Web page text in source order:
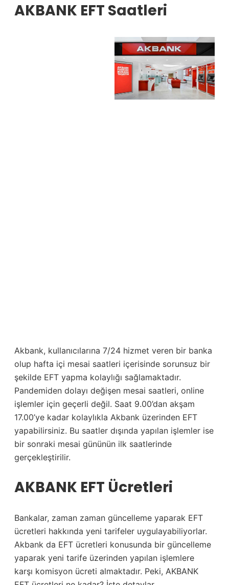
AKBANK EFT Saatleri
Akbank, kullanıcılarına 7/24 hizmet veren bir banka
olup hafta içi mesai saatleri içerisinde sorunsuz bir
şekilde EFT yapma kolaylığı sağlamaktadır.
Pandemiden dolayı değişen mesai saatleri, online
işlemler için geçerli değil. Saat 9.00’dan akşam
17.00’ye kadar kolaylıkla Akbank üzerinden EFT
yapabilirsiniz. Bu saatler dışında yapılan işlemler ise
bir sonraki mesai gününün ilk saatlerinde
gerçekleştirilir.
AKBANK EFT Ücretleri
Bankalar, zaman zaman güncelleme yaparak EFT
ücretleri hakkında yeni tarifeler uygulayabiliyorlar.
Akbank da EFT ücretleri konusunda bir güncelleme
yaparak yeni tarife üzerinden yapılan işlemlere
karşı komisyon ücreti almaktadır. Peki, AKBANK